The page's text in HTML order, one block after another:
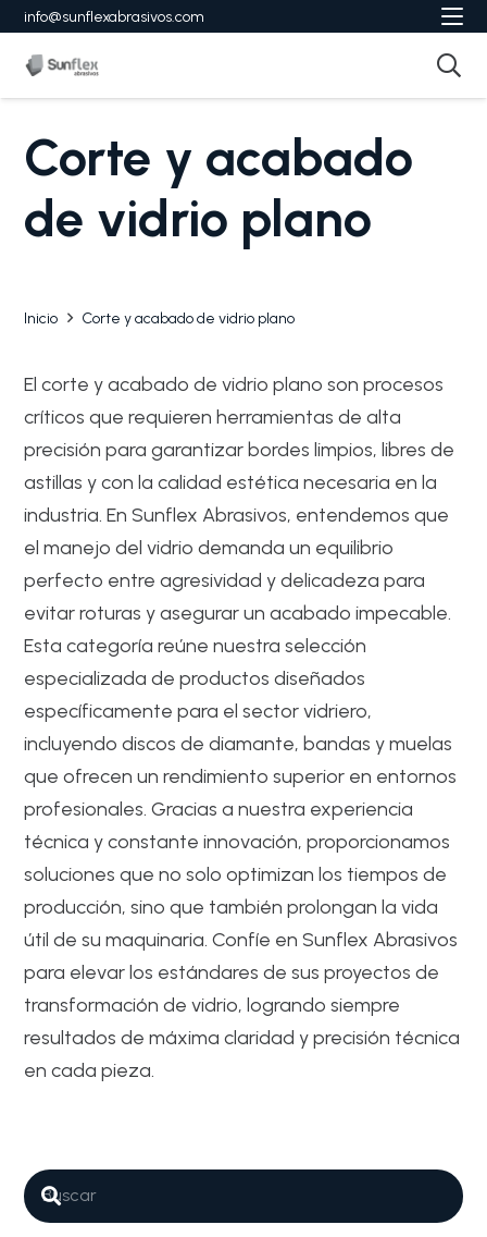
info@sunflexabrasivos.com
Corte y acabado
de vidrio plano
Inicio Corte y acabado de vidrio plano
El corte y acabado de vidrio plano son procesos
críticos que requieren herramientas de alta
precisión para garantizar bordes limpios, libres de
astillas y con la calidad estética necesaria en la
industria. En Sunflex Abrasivos, entendemos que
el manejo del vidrio demanda un equilibrio
perfecto entre agresividad y delicadeza para
evitar roturas y asegurar un acabado impecable.
Esta categoría reúne nuestra selección
especializada de productos diseñados
específicamente para el sector vidriero,
incluyendo discos de diamante, bandas y muelas
que ofrecen un rendimiento superior en entornos
profesionales. Gracias a nuestra experiencia
técnica y constante innovación, proporcionamos
soluciones que no solo optimizan los tiempos de
producción, sino que también prolongan la vida
útil de su maquinaria. Confíe en Sunflex Abrasivos
para elevar los estándares de sus proyectos de
transformación de vidrio, logrando siempre
resultados de máxima claridad y precisión técnica
en cada pieza.
Por qué son tan importantes los
Abrasivos para Corte y acabado
de vidrio plano